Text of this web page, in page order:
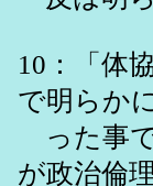
10：「体
で明らか
った事
が政治倫